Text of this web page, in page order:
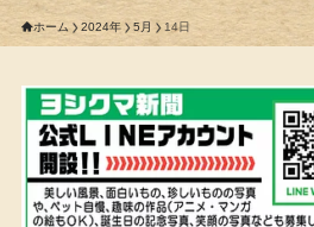
ホーム 2024年 5月 14日